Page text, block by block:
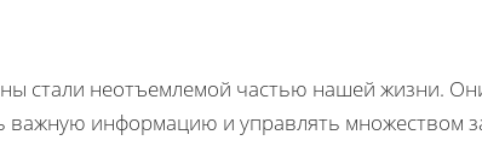
стали неотъемлемой частью нашей жизни.
важную информацию и управлять множеством